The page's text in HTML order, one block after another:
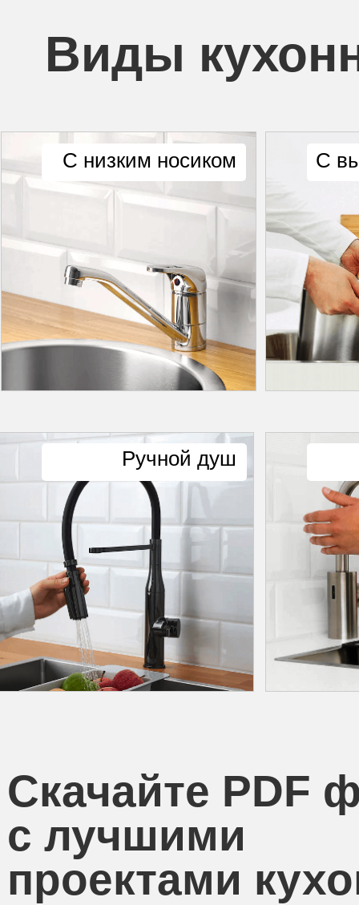
Виды
С низким носиком С
Ручной душ
Скачайте PDF
с лучшими
проектами